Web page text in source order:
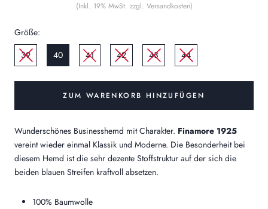
(Inkl. 19% MwSt. zzgl. Versandkosten)
Größe:
39
40 41 42 43 44
ZUM WARENKORB HINZUFÜGEN
Wunderschönes Businesshemd mit Charakter. Finamore 1925
vereint wieder einmal Klassik und Moderne. Die Besonderheit bei
diesem Hemd ist die sehr dezente Stoffstruktur auf der sich die
beiden blauen Streifen kraftvoll absetzen.
100% Baumwolle